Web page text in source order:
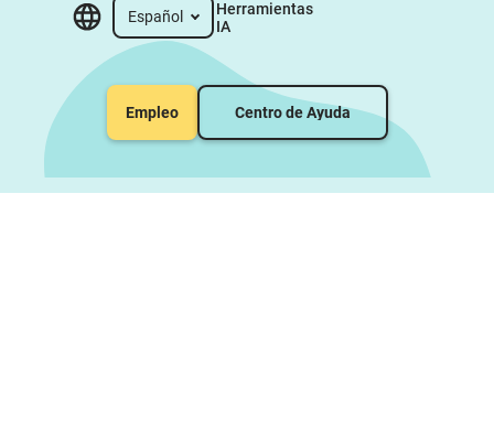
Español
Herramientas
IA
Empleo Centro de Ayuda